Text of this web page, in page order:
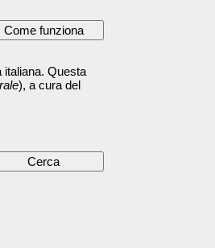
italiana. Questa
), a cura del